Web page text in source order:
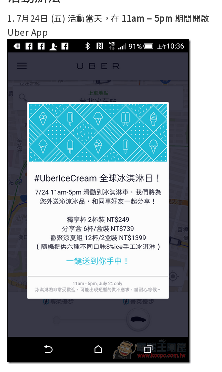
1. 7月24日 (五) 活動當天，在 11am – 5pm 期間開啟
Uber App